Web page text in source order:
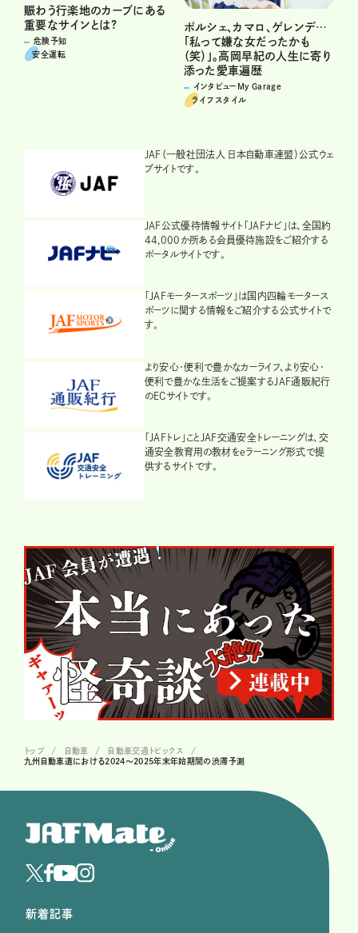
賑わう行楽地のカーブにある
重要なサインとは?
危険予知
安全運転
ポルシェ、カマロ、ゲレンデ…
「私って嫌な女だったかも
（笑）」。高岡早紀の人生に寄り
添った愛車遍歴
インタビューMy Garage
ライフスタイル
JAF（一般社団法人 日本自動車連盟）公式ウェ
ブサイトです。
JAF公式優待情報サイト「JAFナビ」は、全国約
44,000か所ある会員優待施設をご紹介する
ポータルサイトです。
「JAFモータースポーツ」は国内四輪モータース
ポーツに関する情報をご紹介する公式サイトで
す。
より安心・便利で豊かなカーライフ、より安心・
便利で豊かな生活をご提案するJAF通販紀行
のECサイトです。
「JAFトレ」ことJAF交通安全トレーニングは、交
通安全教育用の教材をeラーニング形式で提
供するサイトです。
トップ 自動車
自動車交通トピックス
九州自動車道における2024〜2025年末年始期間の渋滞予測
新着記事